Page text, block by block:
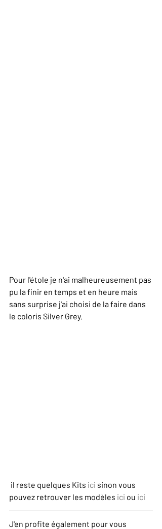
Pour l'étole je n'ai malheureusement pas
pu la finir en temps et en heure mais
sans surprise j'ai choisi de la faire dans
le coloris Silver Grey.
il reste quelques Kits ici sinon vous
pouvez retrouver les modèles ici ou ici
J'en profite également pour vous